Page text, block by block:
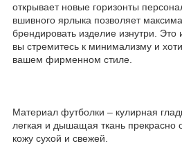
открывает новые горизонты
вшивного ярлыка позволяет
брендировать изделие изнутри. Это
вы стремитесь к минимализму и
вашем фирменном стиле.
Материал футболки – кулирная
легкая и дышащая ткань прекрасно
кожу сухой и свежей.